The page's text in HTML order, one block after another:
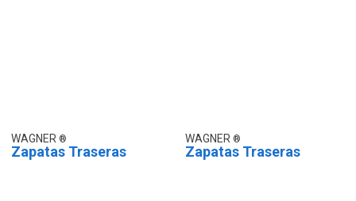
WAGNER
Zapatas Traseras
WAGNER
Zapatas Traseras